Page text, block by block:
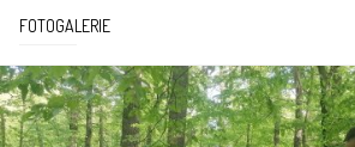
FOTOGALERIE